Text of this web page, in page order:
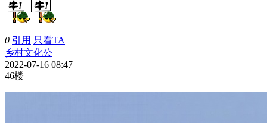
0 引用 只看TA
乡村文化公
2022-07-16 08:47
46楼